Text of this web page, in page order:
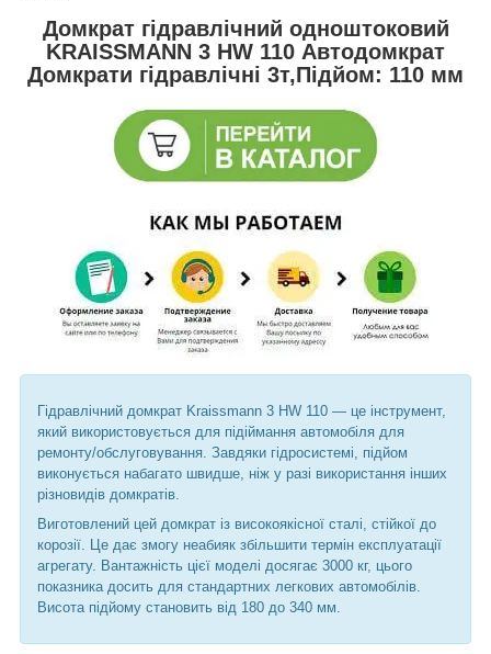
Домкрат гідравлічний одноштоковий
KRAISSMANN 3 HW 110 Автодомкрат
Домкрати гідравлічні 3т,Підйом: 110 мм
Гідравлічний домкрат Kraissmann 3 HW 110 — це інструмент,
який використовується для підіймання автомобіля для
ремонту/обслуговування. Завдяки гідросистемі, підйом
виконується набагато швидше, ніж у разі використання інших
різновидів домкратів.
Виготовлений цей домкрат із високоякісної сталі, стійкої до
корозії. Це дає змогу неабияк збільшити термін експлуатації
агрегату. Вантажність цієї моделі досягає 3000 кг, цього
показника досить для стандартних легкових автомобілів.
Висота підйому становить від 180 до 340 мм.